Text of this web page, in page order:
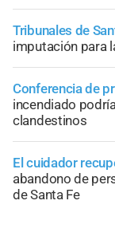
Tribunales de
imputación para
Conferencia de
incendiado
clandestinos
El cuidador
abandono de
de Santa Fe